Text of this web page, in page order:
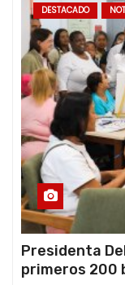
DESTACADO
Presidenta
primeros 200